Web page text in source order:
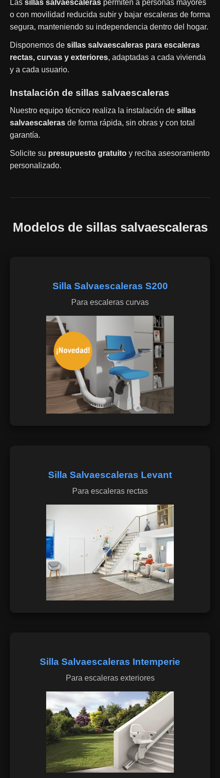
Las sillas salvaescaleras permiten a personas mayores
o con movilidad reducida subir y bajar escaleras de forma
segura, manteniendo su independencia dentro del hogar.
Disponemos de sillas salvaescaleras para escaleras
rectas, curvas y exteriores, adaptadas a cada vivienda
y a cada usuario.
Instalación de sillas salvaescaleras
Nuestro equipo técnico realiza la instalación de sillas
salvaescaleras de forma rápida, sin obras y con total
garantía.
Solicite su presupuesto gratuito y reciba asesoramiento
personalizado.
Modelos de sillas salvaescaleras
Silla Salvaescaleras S200
Para escaleras curvas
Silla Salvaescaleras Levant
Para escaleras rectas
Silla Salvaescaleras Intemperie
Para escaleras exteriores